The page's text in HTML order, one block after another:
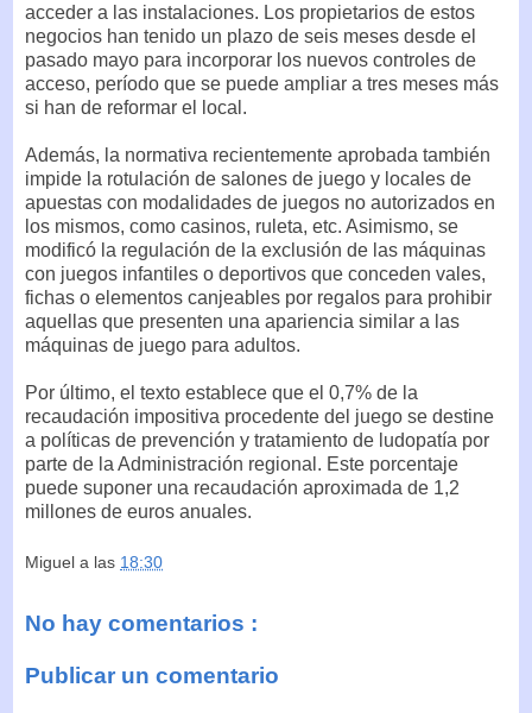
acceder a las instalaciones. Los propietarios de estos
negocios han tenido un plazo de seis meses desde el
pasado mayo para incorporar los nuevos controles de
acceso, período que se puede ampliar a tres meses más
si han de reformar el local.
Además, la normativa recientemente aprobada también
impide la rotulación de salones de juego y locales de
apuestas con modalidades de juegos no autorizados en
los mismos, como casinos, ruleta, etc. Asimismo, se
modificó la regulación de la exclusión de las máquinas
con juegos infantiles o deportivos que conceden vales,
fichas o elementos canjeables por regalos para prohibir
aquellas que presenten una apariencia similar a las
máquinas de juego para adultos.
Por último, el texto establece que el 0,7% de la
recaudación impositiva procedente del juego se destine
a políticas de prevención y tratamiento de ludopatía por
parte de la Administración regional. Este porcentaje
puede suponer una recaudación aproximada de 1,2
millones de euros anuales.
Miguel a las 18:30
No hay comentarios :
Publicar un comentario